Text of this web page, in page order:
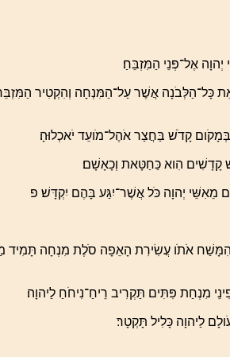
אֶל־פְּנֵי הַמִּזְבֵּחַ׃
כָּל־הַלְּבֹנָה אֲשֶׁר עַל־הַמִּנְחָה וְהִקְטִיר
קָדֹשׁ בַּחֲצַר אֹהֶל־מֹועֵד יֹאכְלוּהָ׃
הִוא כַּחַטָּאת וְכָאָשָׁם׃
מֵאִשֵּׁי יְהוָה כֹּל אֲשֶׁר־יִגַּע בָּהֶם יִקְדָּשׁ׃ פ
הִמָּשַׁח אֹתֹו עֲשִׂירִת הָאֵפָה סֹלֶת מִנְחָה תָּמִיד
מִנְחַת פִּתִּים תַּקְרִיב רֵיחַ־נִיחֹחַ לַיהוָה׃
לַיהוָה כָּלִיל תָּקְטָר׃